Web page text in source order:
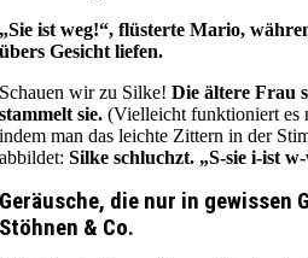
„Sie ist weg!“, flüsterte Mario,
übers Gesicht liefen.
Schauen wir zu Silke!Die ältere Frau
stammelt sie. (Vielleicht funktioniert es
indem man das leichte Zittern in der
abbildet: Silke schluchzt. „S-sie i-ist
Geräusche, die nur in gewissen
Stöhnen & Co.